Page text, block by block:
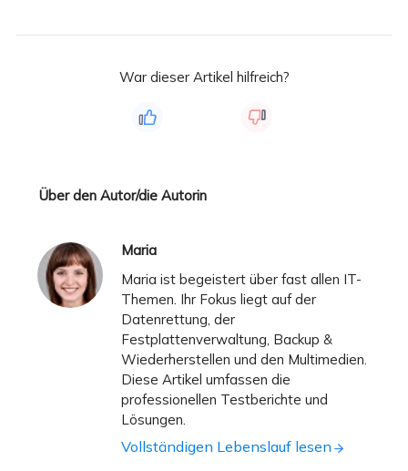
War dieser Artikel hilfreich?
Über den Autor/die Autorin
Maria
Maria ist begeistert über fast allen IT-
Themen. Ihr Fokus liegt auf der
Datenrettung, der
Festplattenverwaltung, Backup &
Wiederherstellen und den Multimedien.
Diese Artikel umfassen die
professionellen Testberichte und
Lösungen.
Vollständigen Lebenslauf lesen